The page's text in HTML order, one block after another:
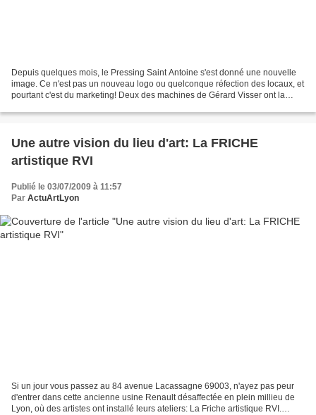
Depuis quelques mois, le Pressing Saint Antoine s'est donné une nouvelle
image. Ce n'est pas un nouveau logo ou quelconque réfection des locaux, et
pourtant c'est du marketing! Deux des machines de Gérard Visser ont la
Une autre vision du lieu d'art: La FRICHE
artistique RVI
Publié le 03/07/2009 à 11:57
Par ActuArtLyon
Si un jour vous passez au 84 avenue Lacassagne 69003, n'ayez pas peur
d'entrer dans cette ancienne usine Renault désaffectée en plein millieu de
Lyon, où des artistes ont installé leurs ateliers: La Friche artistique RVI.